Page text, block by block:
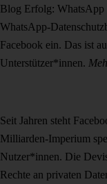
Blog Erfolg: WhatsApp
WhatsApp-
Facebook ein. Das ist
Unterstützer*innen.
Seit Jahren steht
Milliarden-Imperium
Nutzer*innen. Die
Rechte an privaten